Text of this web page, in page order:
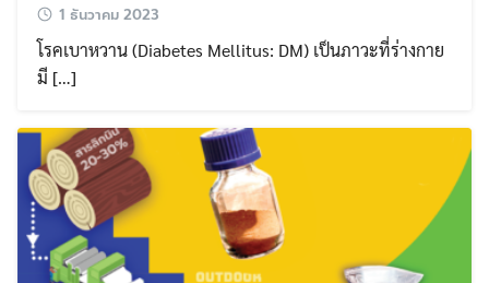
1 ธันวาคม 2023
โรคเบาหวาน (Diabetes Mellitus: DM) เป็นภาวะที่ร่างกาย
มี […]